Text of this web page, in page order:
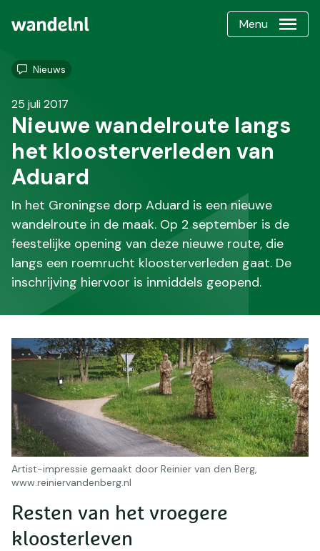
Menu
Nieuws
25 juli 2017
Nieuwe wandelroute langs
het kloosterverleden van
Aduard
In het Groningse dorp Aduard is een nieuwe
wandelroute in de maak. Op 2 september is de
feestelijke opening van deze nieuwe route, die
langs een roemrucht kloosterverleden gaat. De
inschrijving hiervoor is inmiddels geopend.
Artist-impressie gemaakt door Reinier van den Berg,
www.reiniervandenberg.nl
Resten van het vroegere
kloosterleven